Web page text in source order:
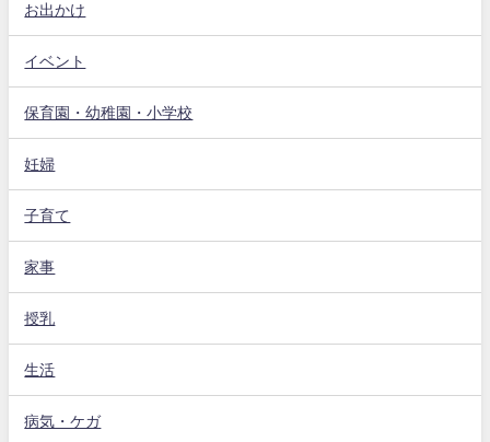
お出かけ
イベント
保育園・幼稚園・小学校
妊婦
子育て
家事
授乳
生活
病気・ケガ